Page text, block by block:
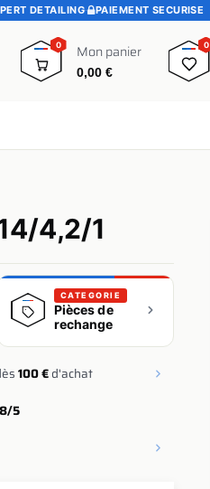
DETAILING· PAIEMENT SECURISE
0 Mon panier
0,00€
0
0
4,2/1
CATEGORIE
Pièces de
rechange
100 €d'achat
5